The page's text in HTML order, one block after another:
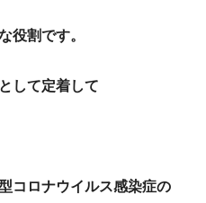
役割です。
して定着して
コロナウイルス感染症の